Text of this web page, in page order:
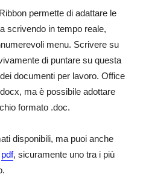
permette di adattare le
scrivendo in tempo reale,
menu. Scrivere su
di puntare su questa
documenti per lavoro. Office
ma è possibile adottare
formato .doc.
disponibili, ma puoi anche
pdf, sicuramente uno tra i più